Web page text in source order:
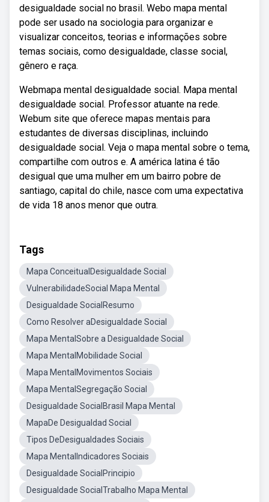
desigualdade social no brasil. Webo mapa mental
pode ser usado na sociologia para organizar e
visualizar conceitos, teorias e informações sobre
temas sociais, como desigualdade, classe social,
gênero e raça.
Webmapa mental desigualdade social. Mapa mental
desigualdade social. Professor atuante na rede.
Webum site que oferece mapas mentais para
estudantes de diversas disciplinas, incluindo
desigualdade social. Veja o mapa mental sobre o tema,
compartilhe com outros e. A américa latina é tão
desigual que uma mulher em um bairro pobre de
santiago, capital do chile, nasce com uma expectativa
de vida 18 anos menor que outra.
Tags
Mapa ConceitualDesigualdade Social
VulnerabilidadeSocial Mapa Mental
Desigualdade SocialResumo
Como Resolver aDesigualdade Social
Mapa MentalSobre a Desigualdade Social
Mapa MentalMobilidade Social
Mapa MentalMovimentos Sociais
Mapa MentalSegregação Social
Desigualdade SocialBrasil Mapa Mental
MapaDe Desigualdad Social
Tipos DeDesigualdades Sociais
Mapa MentalIndicadores Sociais
Desigualdade SocialPrincipio
Desigualdade SocialTrabalho Mapa Mental